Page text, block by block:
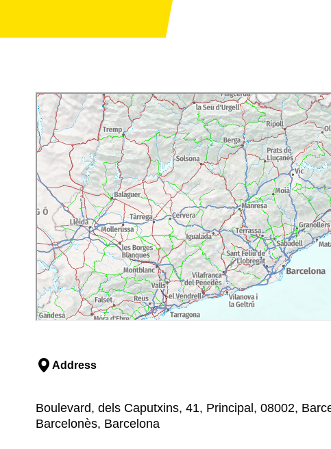
Address
Boulevard, dels Caputxins, 41, Principal, 08002,
Barcelonès, Barcelona